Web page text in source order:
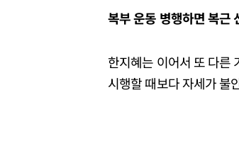
복부 운동 병행하면 복근
한지혜는 이어서 또 다른
시행할 때보다 자세가 불